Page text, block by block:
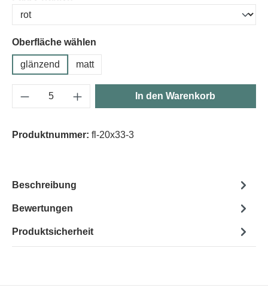
Oberfläche wählen
glänzend matt
Produkt Anzahl: Gib den gewünschten
In den Warenkorb
Produktnummer: fl-20x33-3
Beschreibung
Bewertungen
Produktsicherheit